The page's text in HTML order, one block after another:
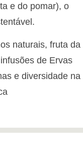
e do pomar), o
naturais, fruta da
de Ervas
e diversidade na